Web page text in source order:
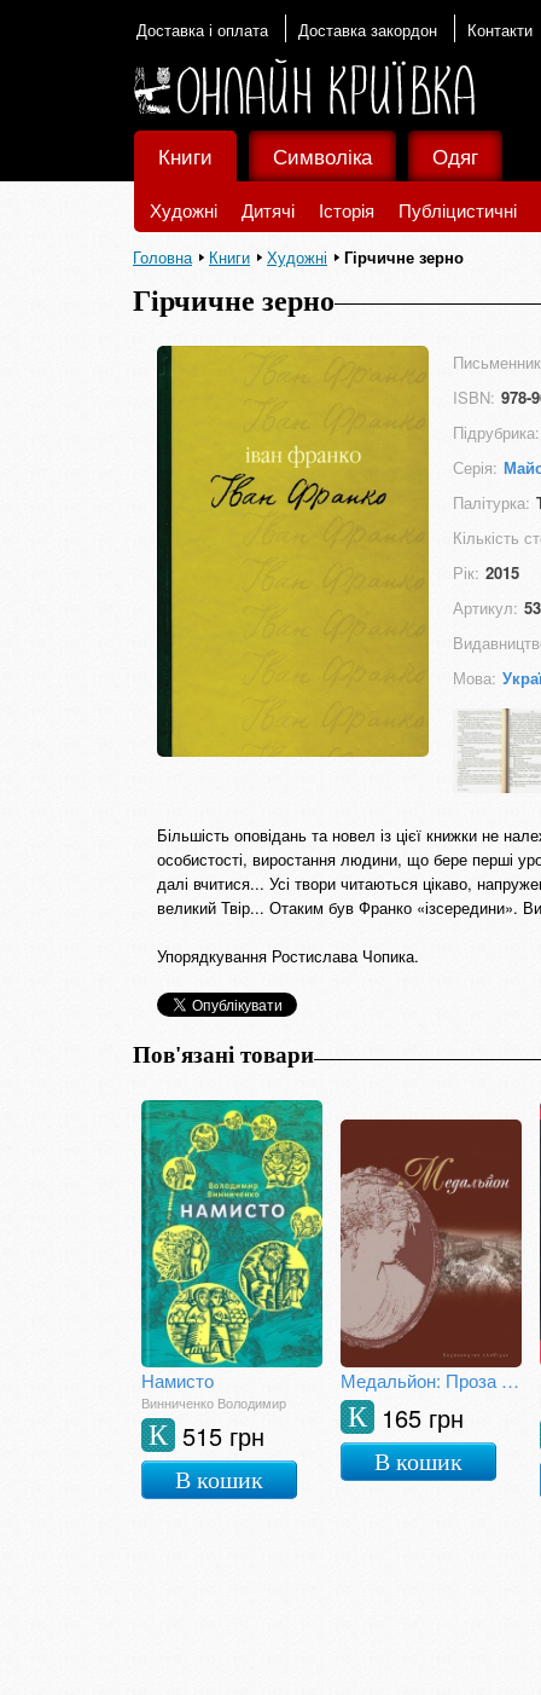
Доставка і оплата Доставка закордон Контакти
Книги
Художні Дитячі Історія Публіцистичні
Символіка Одяг
Головна Книги Художні Гірчичне зерно
Гірчичне зерно
ISBN: 978-
Підрубрика:
Серія:
Палітурка:
Кількість
Рік: 2015
Артикул:
Мова:
Більшість оповідань та новел із цієї книжки не
особистості, виростання людини, що бере перші
далі вчитися... Усі твори читаються цікаво,
великий Твір... Отаким був Франко «ізсередини».
Упорядкування Ростислава Чопика.
Пов'язані товари
Намисто
Винниченко Володимир
515 грн
К
В кошик
Медальйон: Проза київських неокласиків
165 грн
К
В кошик